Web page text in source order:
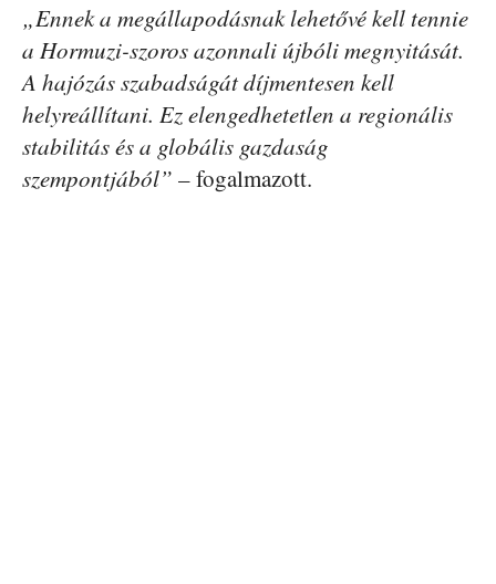
„Ennek a megállapodásnak lehetővé kell tennie
a Hormuzi-szoros azonnali újbóli megnyitását.
A hajózás szabadságát díjmentesen kell
helyreállítani. Ez elengedhetetlen a regionális
stabilitás és a globális gazdaság
szempontjából” – fogalmazott.